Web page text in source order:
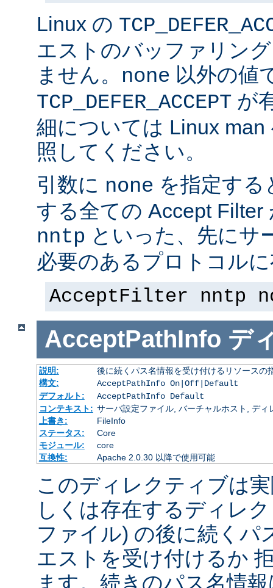
Linux の
エストのバッファリン
ません。 none 以外の値
TCP_DEFER_ACCEPT が
細については Linux
照してください。
引数に none を指定す
する全ての Accept Filter
nntp といった、先にサ
必要のあるプロトコル
AcceptFilter nntp
AcceptPathInfo デ
説明:
後に続くパス名情報を受け付けるリソースの
構文:
AcceptPathInfo On|Off|Default
デフォルト:
AcceptPathInfo Default
コンテキスト: サーバ設定ファイル, バーチャルホスト, ディ
上書き:
FileInfo
ステータス:
Core
モジュール:
core
互換性:
Apache 2.0.30 以降で使用可能
このディレクティブは
しくは存在するディレ
ファイル) の後に続くパ
エストを受け付けるか
ます。続きのパス名情